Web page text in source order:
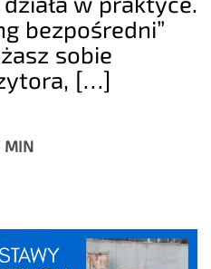
bezpośredni”
sobie
[…]
MIN